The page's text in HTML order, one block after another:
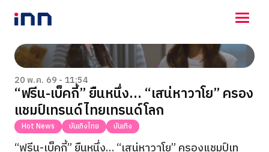
NEWS
ENTERTAINMENT
LIFESTYLE
HOROSCOPE
LOTTERY
VIDEO
20 พ.ค. 69 - 11:54
“ฟรีน-เบ็คกี้” ยืนหนึ่ง… “เสน่หาวาโย” ครอง
แชมป์เทรนด์ไทยเทรนด์โลก
Hot News บันเทิงไทย บันเทิง